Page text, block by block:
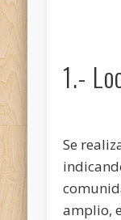
1.-
Se
amplio,